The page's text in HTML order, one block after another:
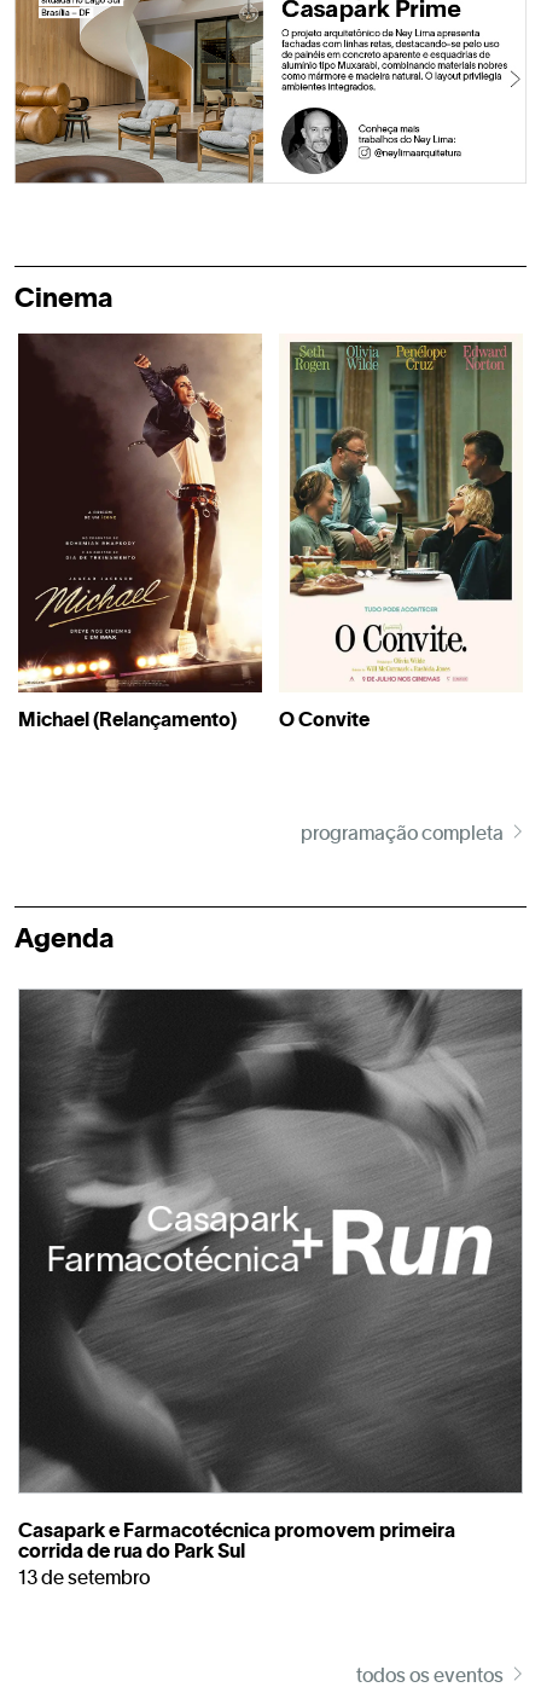
Cinema
Michael (Relançamento) O Convite
programação completa
Agenda
Casapark e Farmacotécnica promovem primeira
corrida de rua do Park Sul
13 de setembro
todos os eventos